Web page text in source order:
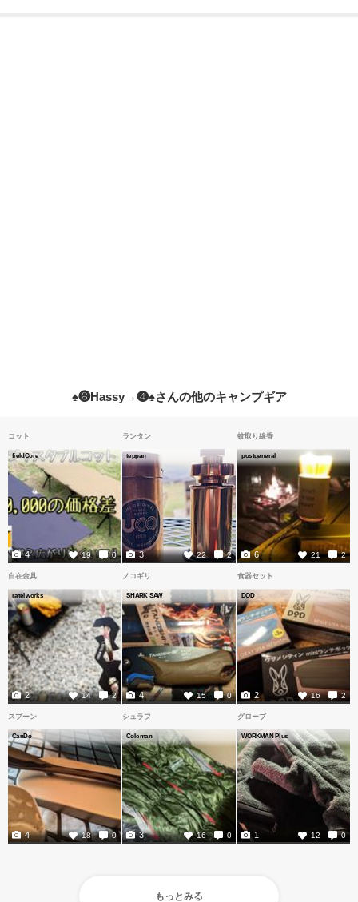
♠❽Hassy→❹♠さんの他のキャンプギア
コット
fieldCore
19 0
4
ランタン
teppan
22 2
3
蚊取り線香
postgeneral
21 2
6
自在金具
ratelworks
14 2
2
ノコギリ
SHARK SAW
15 0
4
食器セット
DOD
16 2
2
スプーン
CanDo
18 0
4
シュラフ
Coleman
16 0
3
グローブ
WORKMAN Plus
12 0
1
もっとみる